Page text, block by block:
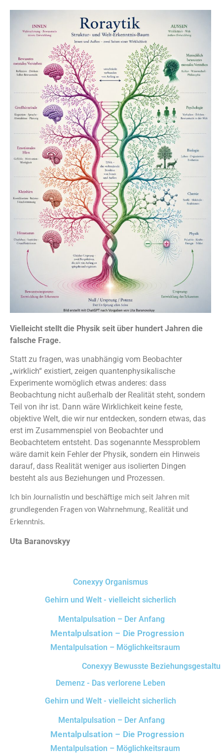
Vielleicht stellt die Physik seit über hundert Jahren die
falsche Frage.
Statt zu fragen, was unabhängig vom Beobachter
„wirklich“ existiert, zeigen quantenphysikalische
Experimente womöglich etwas anderes: dass
Beobachtung nicht außerhalb der Realität steht, sondern
Teil von ihr ist. Dann wäre Wirklichkeit keine feste,
objektive Welt, die wir nur entdecken, sondern etwas, das
erst im Zusammenspiel von Beobachter und
Beobachtetem entsteht. Das sogenannte Messproblem
wäre damit kein Fehler der Physik, sondern ein Hinweis
darauf, dass Realität weniger aus isolierten Dingen
besteht als aus Beziehungen und Prozessen.
Ich bin Journalistin und beschäftige mich seit Jahren mit
grundlegenden Fragen von Wahrnehmung, Realität und
Erkenntnis.
Uta Baranovskyy
Conexyy Organismus
Gehirn und Welt - vielleicht sicherlich
Mentalpulsation – Der Anfang
Mentalpulsation – Die Progression
Mentalpulsation – Möglichkeitsraum
Conexyy Bewusste
Demenz - Das verlorene Leben
Gehirn und Welt - vielleicht sicherlich
Mentalpulsation – Der Anfang
Mentalpulsation – Die Progression
Mentalpulsation – Möglichkeitsraum